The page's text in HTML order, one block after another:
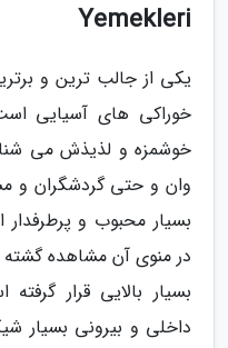
Yemekleri
یکی از جالب ترین و
خوراکی های آسیایی
خوشمزه و لذیذش می
وان و حتی گردشگران و
بسیار محبوب و
در منوی آن مشاهده
بسیار بالایی قرار
داخلی و بیرونی بسیار